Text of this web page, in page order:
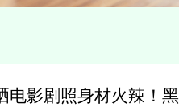
电影剧照身材火辣！